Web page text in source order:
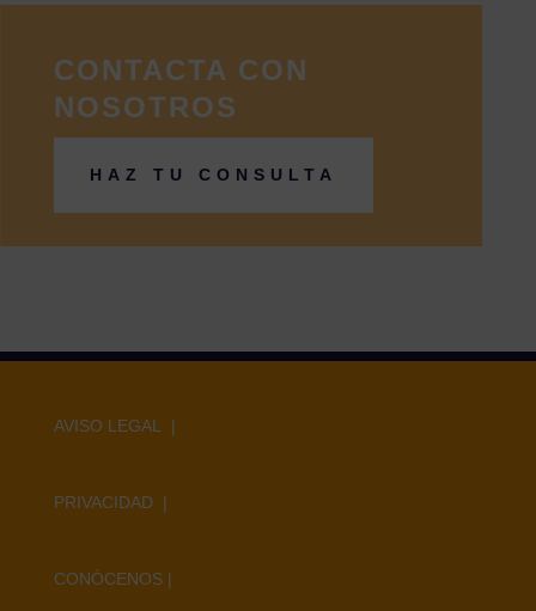
CONTACTA CON
NOSOTROS
HAZ TU CONSULTA
AVISO LEGAL |
PRIVACIDAD |
CONÓCENOS |